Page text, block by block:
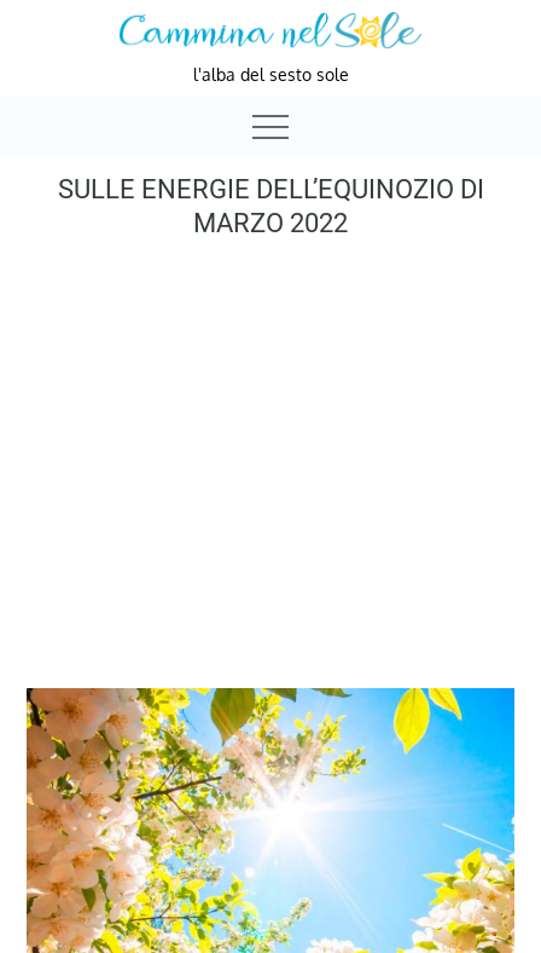
l'alba del sesto sole
SULLE ENERGIE DELL’EQUINOZIO DI
MARZO 2022